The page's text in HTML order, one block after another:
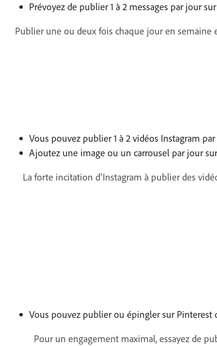
Prévoyez de publier 1 à 2 messages par jour
Publier une ou deux fois chaque jour en semaine
Vous pouvez publier 1 à 2 vidéos Instagram
Ajoutez une image ou un carrousel par jour
La forte incitation d’Instagram à publier des
Vous pouvez publier ou épingler sur Pinterest
Pour un engagement maximal, essayez de